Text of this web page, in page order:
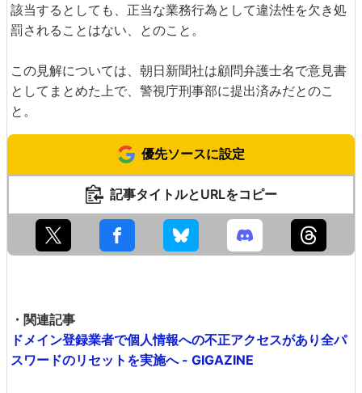
該当するとしても、正当な業務行為として違法性を欠き処
罰されることはない、とのこと。
この見解については、朝日新聞社は顧問弁護士名で意見書
としてまとめた上で、警視庁刑事部に提出済みだとのこ
と。
優先ソースに設定
記事タイトルとURLをコピー
・関連記事
ドメイン登録業者で個人情報への不正アクセスがあり全パ
スワードのリセットを実施へ - GIGAZINE